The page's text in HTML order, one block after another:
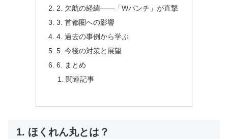
2. 欠航の経緯――「Wパンチ」が直撃
3. 首都圏への影響
4. 過去の事例から学ぶ
5. 今後の対策と展望
6. まとめ
関連記事
1. ほくれん丸とは？